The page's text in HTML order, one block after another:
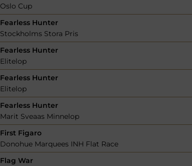
Oslo Cup
Fearless Hunter
Stockholms Stora Pris
Fearless Hunter
Elitelop
Fearless Hunter
Elitelop
Fearless Hunter
Marit Sveaas Minnelop
First Figaro
Donohue Marquees INH Flat Race
Flag War